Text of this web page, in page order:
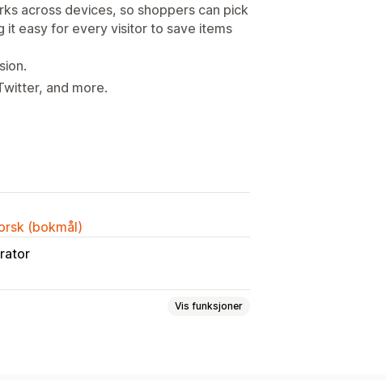
across devices, so shoppers can pick
it easy for every visitor to save items
and more.
(bokmål)
Vis funksjoner